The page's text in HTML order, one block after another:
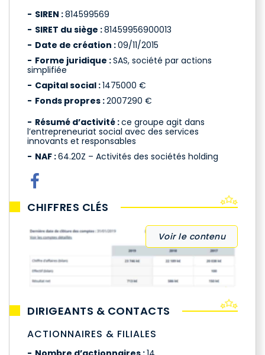
SIREN :814599569
SIRET du siège :81459956900013
Date de création :09/11/2015
Forme juridique :SAS, société par actions
simplifiée
Capital social :1475000 €
Fonds propres :2007290 €
Résumé d’activité :ce groupe agit dans
l’entrepreneuriat social avec des services
innovants et responsables
NAF :64.20Z – Activités des sociétés holding
CHIFFRES CLÉS
Voir le contenu
DIRIGEANTS & CONTACTS
ACTIONNAIRES & FILIALES